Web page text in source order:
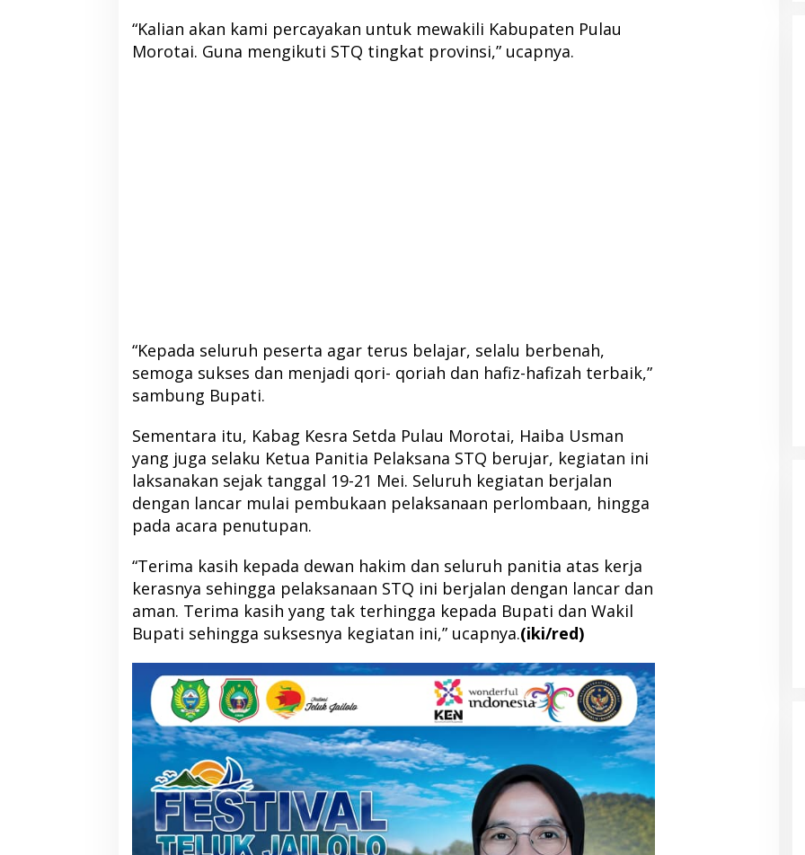
“Kalian akan kami percayakan untuk mewakili Kabupaten Pulau
Morotai. Guna mengikuti STQ tingkat provinsi,” ucapnya.
“Kepada seluruh peserta agar terus belajar, selalu berbenah,
semoga sukses dan menjadi qori- qoriah dan hafiz-hafizah terbaik,”
sambung Bupati.
Sementara itu, Kabag Kesra Setda Pulau Morotai, Haiba Usman
yang juga selaku Ketua Panitia Pelaksana STQ berujar, kegiatan ini
laksanakan sejak tanggal 19-21 Mei. Seluruh kegiatan berjalan
dengan lancar mulai pembukaan pelaksanaan perlombaan, hingga
pada acara penutupan.
“Terima kasih kepada dewan hakim dan seluruh panitia atas kerja
kerasnya sehingga pelaksanaan STQ ini berjalan dengan lancar dan
aman. Terima kasih yang tak terhingga kepada Bupati dan Wakil
Bupati sehingga suksesnya kegiatan ini,” ucapnya.(iki/red)
Bupati Morotai Hadiri Musda Golkar
Malut, Tegaskan Pentingnya
Sinergi Pembangunan
Di Berita, Politik, Pulau Morotai 12 April 2026
Ahmad Sahroni Comeback Jadi
Wakil Ketua Komisi III, Publik Soroti
Masa Sanksi MKD
Di Berita, Nasional, Politik | 19 Februari 2026
Netfid Morotai Gelar FGD, Soroti
Buruknya Sistem Pemilu dan
Tantangan Pengawasan
Di Politik, Pulau Morotai
Kolaborasi NHM dan IDI Halut
Pemda Haltim dan Pemda Halut
Temuan Mengejutkan, Ratusan